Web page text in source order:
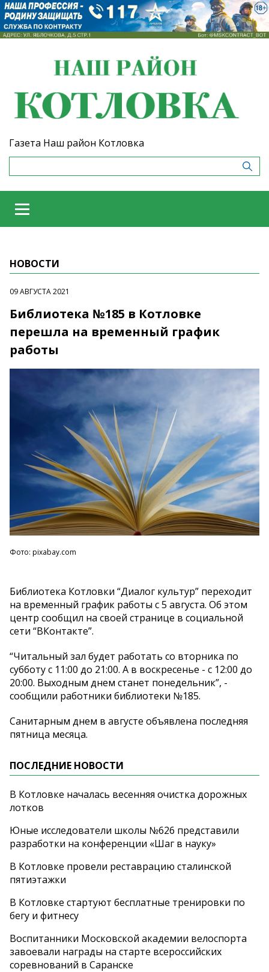
Газета Наш район Котловка
НОВОСТИ
09 АВГУСТА 2021
Библиотека №185 в Котловке
перешла на временный график
работы
Фото: pixabay.com
Библиотека Котловки “Диалог культур” переходит
на временный график работы с 5 августа. Об этом
центр сообщил на своей странице в социальной
сети “ВКонтакте”.
“Читальный зал будет работать со вторника по
субботу с 11:00 до 21:00. А в воскресенье - с 12:00 до
20:00. Выходным днем станет понедельник”, -
сообщили работники библиотеки №185.
Санитарным днем в августе объявлена последняя
пятница месяца.
ПОСЛЕДНИЕ НОВОСТИ
В Котловке началась весенняя очистка дорожных
лотков
Юные исследователи школы №626 представили
разработки на конференции «Шаг в науку»
В Котловке провели реставрацию сталинской
пятиэтажки
В Котловке стартуют бесплатные тренировки по
бегу и фитнесу
Воспитанники Московской академии велоспорта
завоевали награды на старте всероссийских
соревнований в Саранске